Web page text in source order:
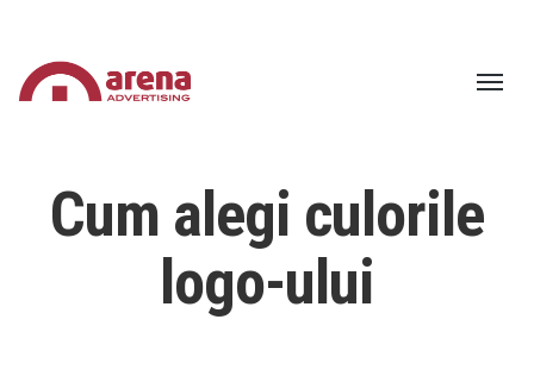
Toggle
Cum alegi culorile
logo-ului